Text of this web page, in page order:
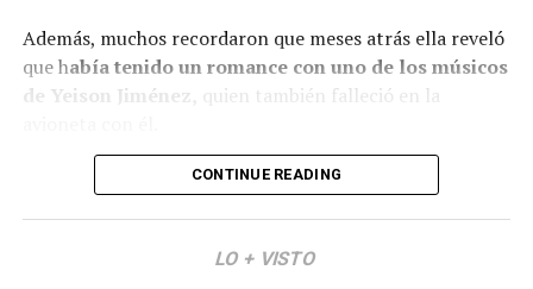
perfilamiento?”, “Se dañó el rostro”, comentaron.
Finalmente, otro grupo de personas señaló que veían
debido al tiempo que ha pasado.
(Recuerda dar clic en la imagen)
Además, muchos recordaron que meses atrás ella reveló
que había tenido un romance con uno de los músicos
de Yeison Jiménez, quien también falleció en la
Lee también: ¿Escro estaría “utilizando” a Aida
Victoria? Yina Calderón opinó al respecto y causó
CONTINUE READING
LO + VISTO